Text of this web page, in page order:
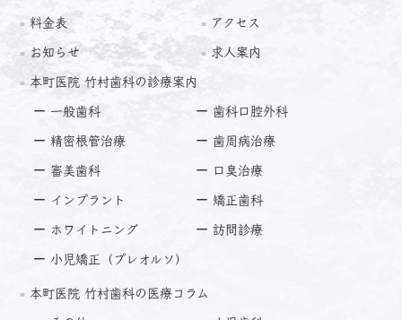
料金表 アクセス
お知らせ 求人案内
本町医院 竹村歯科の診療案内
一般歯科 歯科口腔外科
精密根管治療 歯周病治療
審美歯科 口臭治療
インプラント 矯正歯科
ホワイトニング 訪問診療
小児矯正（プレオルソ）
本町医院 竹村歯科の医療コラム